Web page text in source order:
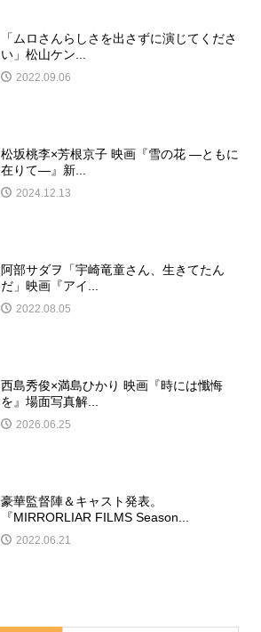
「ムロさんらしさを出さずに演じてくださ
い」松山ケン...
2022.09.06
松坂桃李×芳根京子 映画『雪の花 ―ともに
在りて―』新...
2024.12.13
阿部サダヲ「宇崎竜童さん、生きてたん
だ」映画『アイ...
2022.08.05
西島秀俊×満島ひかり 映画『時には懺悔
を』場面写真解...
2026.06.25
豪華監督陣＆キャスト発表。
『MIRRORLIAR FILMS Season...
2022.06.21